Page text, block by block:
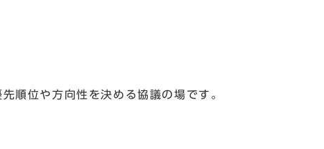
順位や方向性を決める協議の場です。